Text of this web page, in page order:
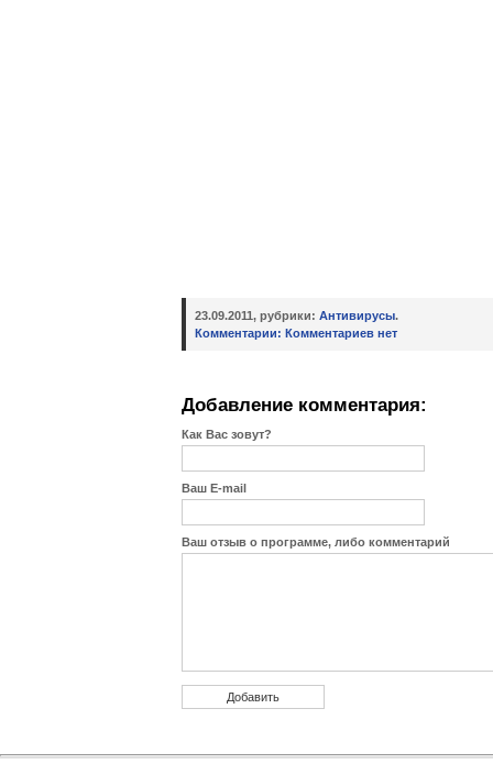
23.09.2011, рубрики: Антивирусы.
Комментарии: Комментариев нет
Добавление комментария:
Как Вас зовут?
Ваш E-mail
Ваш отзыв о программе, либо комментарий